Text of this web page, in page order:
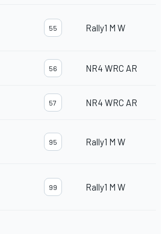
55 Rally1 M W
56 NR4 WRC AR
57 NR4 WRC AR
95 Rally1 M W
99 Rally1 M W